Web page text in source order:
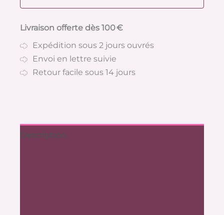
Livraison offerte dès 100 €
Expédition sous 2 jours ouvrés
Envoi en lettre suivie
Retour facile sous 14 jours
Description